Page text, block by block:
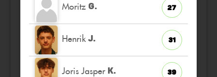
Moritz G. 27
Henrik J. 31
Joris Jasper K. 39